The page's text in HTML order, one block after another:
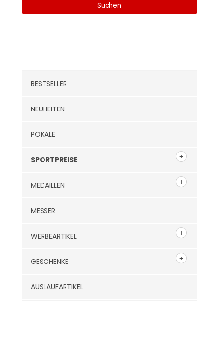
Suchen
BESTSELLER
NEUHEITEN
POKALE
SPORTPREISE
MEDAILLEN
MESSER
WERBEARTIKEL
GESCHENKE
AUSLAUFARTIKEL